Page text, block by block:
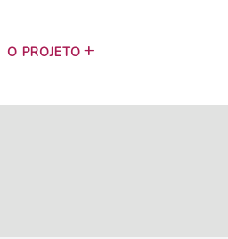
O PROJETO